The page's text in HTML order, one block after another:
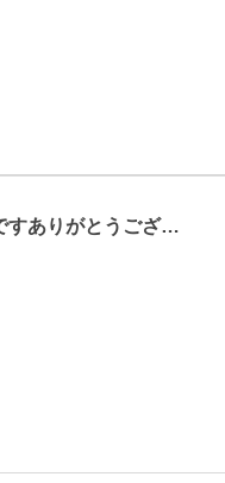
すありがとうござ…